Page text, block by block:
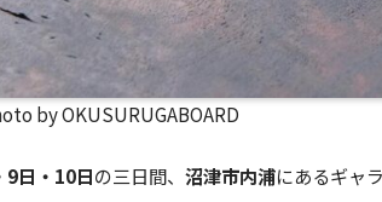
by OKUSURUGABOARD
9日・10日の三日間、 沼津市内浦にあるギャ